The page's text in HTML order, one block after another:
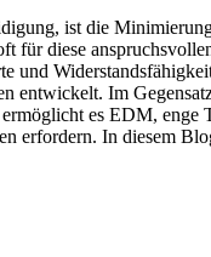
, ist die
für diese
und
entwickelt. Im
es EDM, enge
erfordern. In diesem